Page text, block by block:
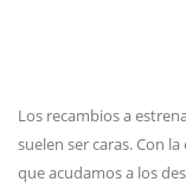
Los recambios a
suelen ser caras. Con
que acudamos a los